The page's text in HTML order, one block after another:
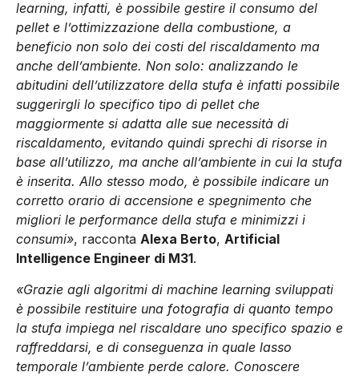
learning, infatti, è possibile gestire il consumo del
pellet e l’ottimizzazione della combustione, a
beneficio non solo dei costi del riscaldamento ma
anche dell’ambiente. Non solo: analizzando le
abitudini dell’utilizzatore della stufa è infatti possibile
suggerirgli lo specifico tipo di pellet che
maggiormente si adatta alle sue necessità di
riscaldamento, evitando quindi sprechi di risorse in
base all’utilizzo, ma anche all’ambiente in cui la stufa
è inserita. Allo stesso modo, è possibile indicare un
corretto orario di accensione e spegnimento che
migliori le performance della stufa e minimizzi i
consumi», racconta Alexa Berto, Artificial
Intelligence Engineer di M31.
«Grazie agli algoritmi di machine learning sviluppati
è possibile restituire una fotografia di quanto tempo
la stufa impiega nel riscaldare uno specifico spazio e
raffreddarsi, e di conseguenza in quale lasso
temporale l’ambiente perde calore. Conoscere